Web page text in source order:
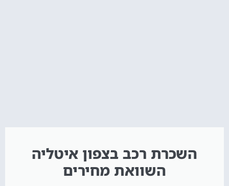
השכרת רכב בצפון איטליה
השוואת מחירים